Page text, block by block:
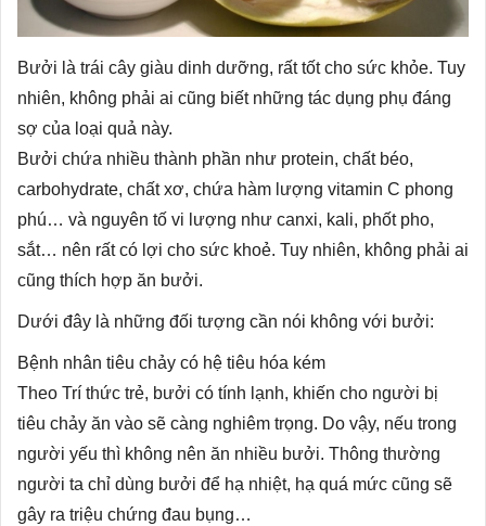
Bưởi là trái cây giàu dinh dưỡng, rất tốt cho sức khỏe. Tuy
nhiên, không phải ai cũng biết những tác dụng phụ đáng
sợ của loại quả này.
Bưởi chứa nhiều thành phần như protein, chất béo,
carbohydrate, chất xơ, chứa hàm lượng vitamin C phong
phú… và nguyên tố vi lượng như canxi, kali, phốt pho,
sắt… nên rất có lợi cho sức khoẻ. Tuy nhiên, không phải ai
cũng thích hợp ăn bưởi.
Dưới đây là những đối tượng cần nói không với bưởi:
Bệnh nhân tiêu chảy có hệ tiêu hóa kém
Theo Trí thức trẻ, bưởi có tính lạnh, khiến cho người bị
tiêu chảy ăn vào sẽ càng nghiêm trọng. Do vậy, nếu trong
người yếu thì không nên ăn nhiều bưởi. Thông thường
người ta chỉ dùng bưởi để hạ nhiệt, hạ quá mức cũng sẽ
gây ra triệu chứng đau bụng…